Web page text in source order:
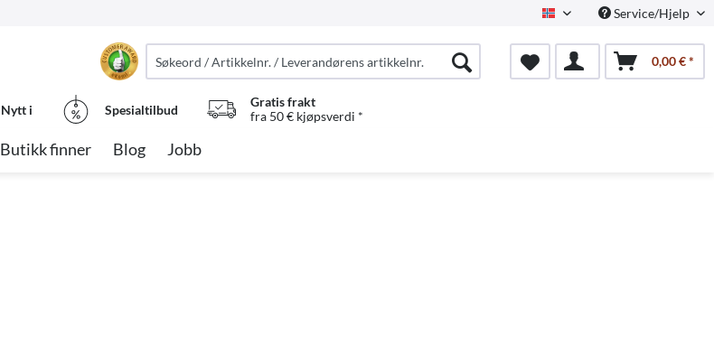
NorwegianService/Hjelp
0,00 € *
Nytt i Spesialtilbud
Gratis frakt
fra 50 € kjøpsverdi *
Butikk finner Blog Jobb